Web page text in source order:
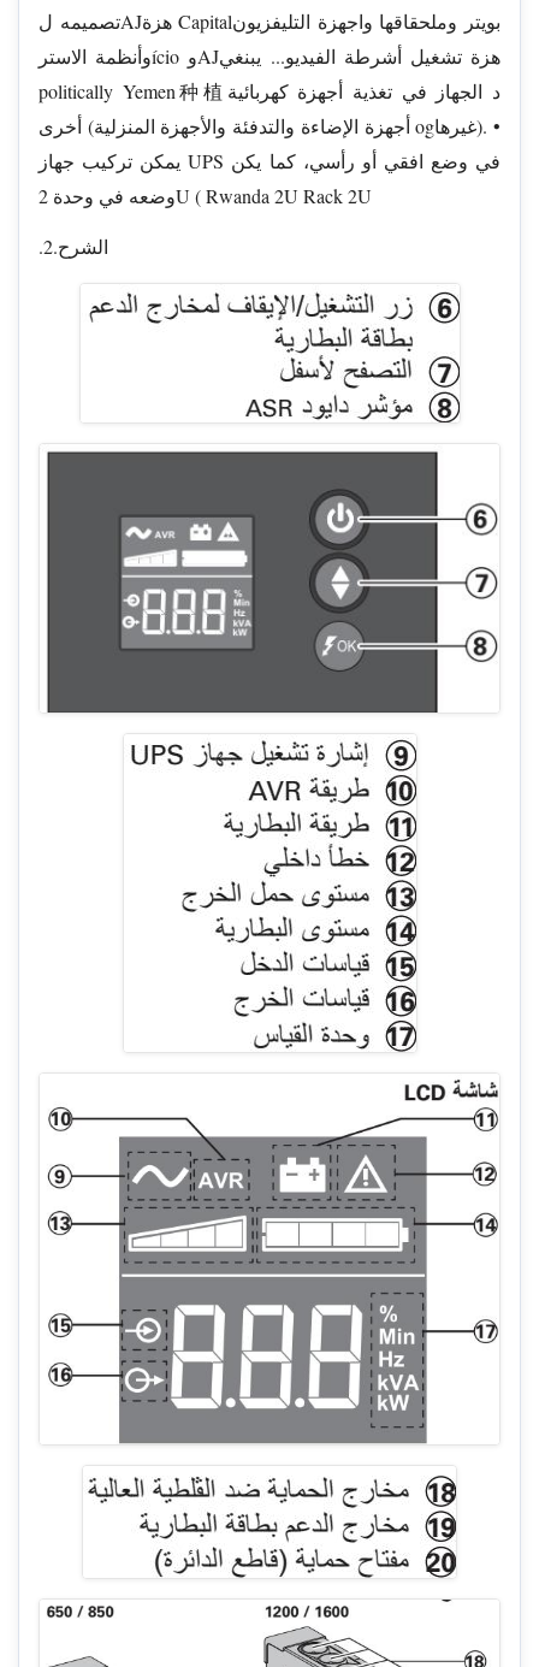
تصميمه لAJهزة Capitalبويتر وملحقاقها واجهزة التليفزيون
وأنظمة الاسترício وAJهزة تشغيل أشرطة الفيديو... يبنغي
politically Yemen种植د الجهاز في تغذية أجهزة كهربائية
أخرى (أجهزة الإضاءة والتدفئة والأجهزة المنزلية ogغيرها). •
يمكن تركيب جهاز UPS في وضع افقي أو رأسي، كما يكن
وضعه في وحدة 2U ( Rwanda 2U Rack 2U
.2.الشرح